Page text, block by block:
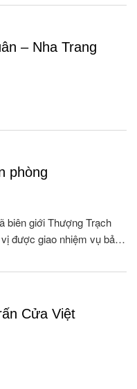
– Nha Trang
phòng
biên giới Thượng Trạch
được giao nhiệm vụ bảo
lý 01 xã nội địa Tân...
Cửa Việt